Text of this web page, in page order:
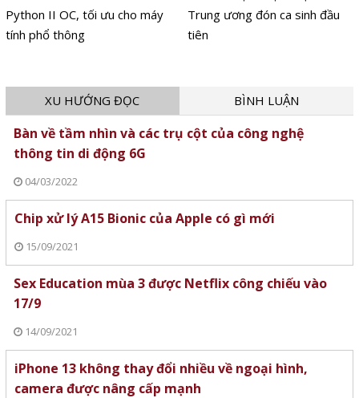
Python II OC, tối ưu cho máy
tính phổ thông
Trung ương đón ca sinh đầu
tiên
XU HƯỚNG ĐỌC BÌNH LUẬN
Bàn về tầm nhìn và các trụ cột của công nghệ
thông tin di động 6G
04/03/2022
Chip xử lý A15 Bionic của Apple có gì mới
15/09/2021
Sex Education mùa 3 được Netflix công chiếu vào
17/9
14/09/2021
iPhone 13 không thay đổi nhiều về ngoại hình,
camera được nâng cấp mạnh